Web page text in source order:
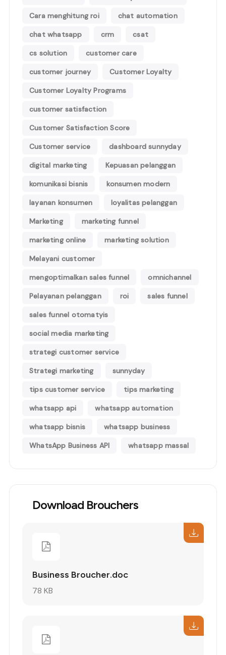
Cara menghitung roi chat automation
chat whatsapp crm csat
cs solution customer care
customer journey Customer Loyalty
Customer Loyalty Programs
customer satisfaction
Customer Satisfaction Score
Customer service dashboard sunnyday
digital marketing Kepuasan pelanggan
komunikasi bisnis konsumen modern
layanan konsumen loyalitas pelanggan
Marketing marketing funnel
marketing online marketing solution
Melayani customer
mengoptimalkan sales funnel omnichannel
Pelayanan pelanggan roi sales funnel
sales funnel otomatyis
social media marketing
strategi customer service
Strategi marketing sunnyday
tips customer service tips marketing
whatsapp api whatsapp automation
whatsapp bisnis whatsapp business
WhatsApp Business API whatsapp massal
Download Brouchers
Business Broucher.doc
78 KB